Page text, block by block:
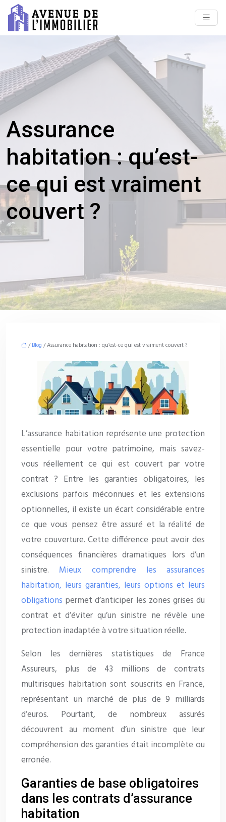
Assurance
habitation : qu’est-
ce qui est vraiment
couvert ?
/Blog / Assurance habitation : qu’est-ce qui est vraiment couvert ?
L’assurance habitation représente une protection
essentielle pour votre patrimoine, mais savez-
vous réellement ce qui est couvert par votre
contrat ? Entre les garanties obligatoires, les
exclusions parfois méconnues et les extensions
optionnelles, il existe un écart considérable entre
ce que vous pensez être assuré et la réalité de
votre couverture. Cette différence peut avoir des
conséquences financières dramatiques lors d’un
sinistre. Mieux comprendre les assurances
habitation, leurs garanties, leurs options et leurs
obligations permet d’anticiper les zones grises du
contrat et d’éviter qu’un sinistre ne révèle une
protection inadaptée à votre situation réelle.
Selon les dernières statistiques de France
Assureurs, plus de 43 millions de contrats
multirisques habitation sont souscrits en France,
représentant un marché de plus de 9 milliards
d’euros. Pourtant, de nombreux assurés
découvrent au moment d’un sinistre que leur
compréhension des garanties était incomplète ou
erronée.
Garanties de base obligatoires
dans les contrats d’assurance
habitation